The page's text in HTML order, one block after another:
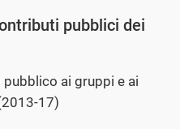
pubblici dei
ai gruppi e ai
17)